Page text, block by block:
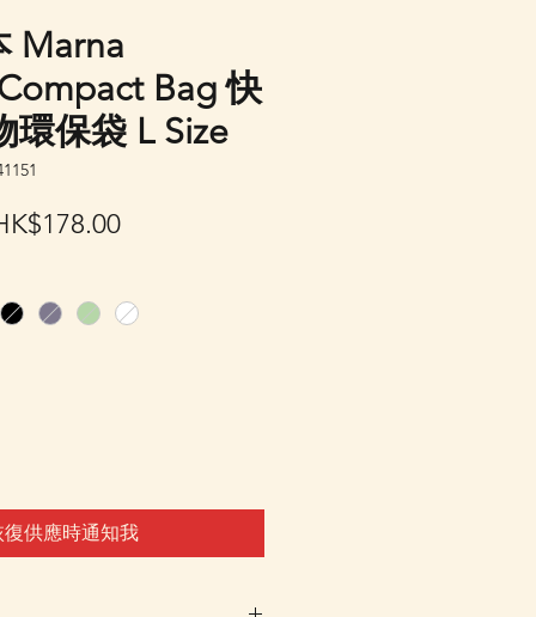
Marna
Bag 快
環保袋 L Size
促
格
復供應時通知我